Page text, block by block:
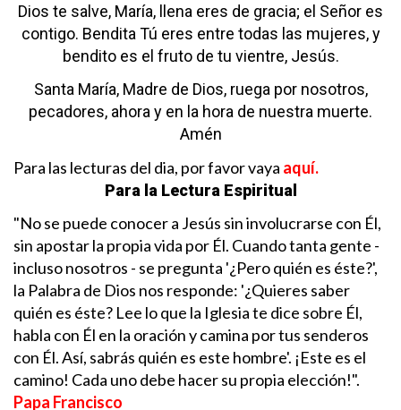
Dios te salve, María, llena eres de gracia; el Señor es
contigo. Bendita Tú eres entre todas las mujeres, y
bendito es el fruto de tu vientre, Jesús.
Santa María, Madre de Dios, ruega por nosotros,
pecadores, ahora y en la hora de nuestra muerte.
Amén
Para las lecturas del dia, por favor vaya aquí.
Para la Lectura Espiritual
"No se puede conocer a Jesús sin involucrarse con Él,
sin apostar la propia vida por Él. Cuando tanta gente -
incluso nosotros - se pregunta '¿Pero quién es éste?',
la Palabra de Dios nos responde: '¿Quieres saber
quién es éste? Lee lo que la Iglesia te dice sobre Él,
habla con Él en la oración y camina por tus senderos
con Él. Así, sabrás quién es este hombre'. ¡Este es el
camino! Cada uno debe hacer su propia elección!".
Papa Francisco